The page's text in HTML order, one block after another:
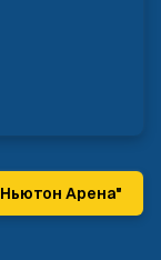
Ньютон Арена"